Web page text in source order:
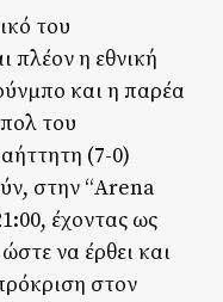
του
πλέον η εθνική
και η παρέα
του
(7-0)
στην “Arena
έχοντας ως
να έρθει και
στον